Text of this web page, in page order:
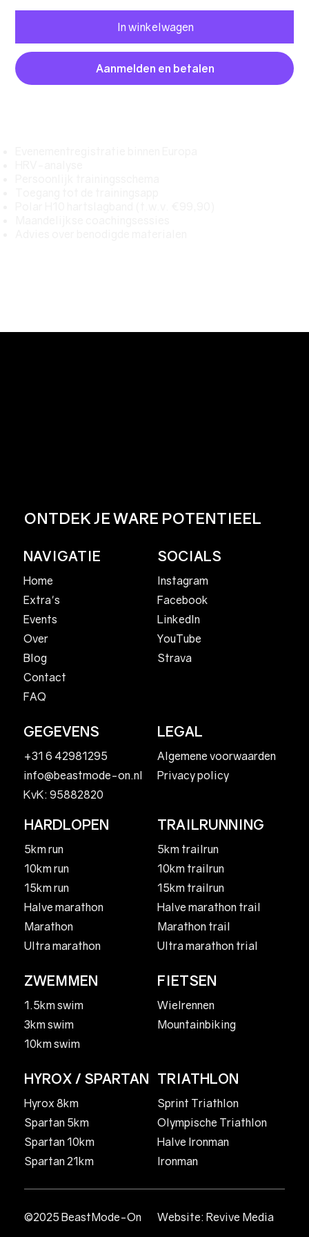
In winkelwagen
Aanmelden en betalen
ONTDEK JE WARE POTENTIEEL
HARDLOPEN
5km run
10km run
15km run
Halve marathon
Marathon
Ultra marathon
©2025 BeastMode-On
TRAILRUNNING
5km trailrun
10km trailrun
15km trailrun
Halve marathon trail
Marathon trail
Ultra marathon trial
NAVIGATIE
Home
Extra's
Events
Over
Blog
Contact
FAQ
ZWEMMEN
1.5km swim
3km swim
10km swim
SOCIALS
Instagram
Facebook
LinkedIn
YouTube
Strava
FIETSEN
Wielrennen
Mountainbiking
GEGEVENS
+31 6 42981295
info@beastmode-on.nl
KvK: 95882820
HYROX / SPARTAN
Hyrox 8km
Spartan 5km
Spartan 10km
Spartan 21km
LEGAL
Algemene voorwaarden
Privacy policy
TRIATHLON
Sprint Triathlon
Olympische Triathlon
Halve Ironman
Ironman
Website:Revive Media